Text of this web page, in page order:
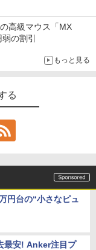
高級マウス「MX
の割引
もっと見る
る
円台の“小さなピュ
最安! Anker注目プ